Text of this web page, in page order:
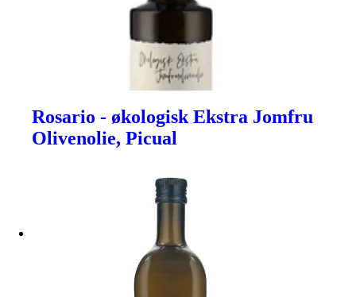
Rosario - økologisk Ekstra Jomfru
Olivenolie, Picual